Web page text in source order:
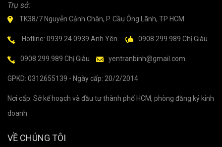
Trụ sở:
TK38/7 Nguyễn Cảnh Chân, P. Cầu Ông Lãnh, TP HCM
Hotline: 0939 24 0939 Anh Yên. 0908 299.989 Chị Giàu
0908 299.989 Chị Giàu yentranbinh@gmail.com
GPKD: 0312655139 - Ngày cấp: 20/2/2014
Nơi cấp: Sở kế hoạch và đầu tư thành phố HCM, phòng đăng ký kinh
doanh
VỀ CHÚNG TÔI